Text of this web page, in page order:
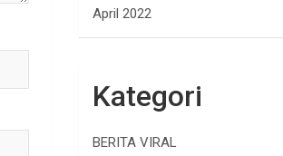
April 2022
Kategori
BERITA VIRAL